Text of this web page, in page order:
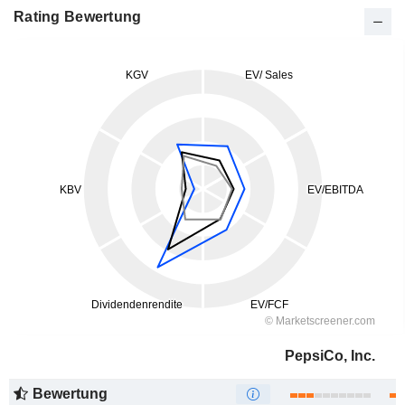
Rating Bewertung
PepsiCo, Inc.
Bewertung